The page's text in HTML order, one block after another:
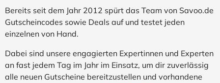
Bereits seit dem Jahr 2012 spürt das Team von Savoo.de
Gutscheincodes sowie Deals auf und testet jeden
einzelnen von Hand.
Dabei sind unsere engagierten Expertinnen und Experten
an fast jedem Tag im Jahr im Einsatz, um dir zuverlässig
alle neuen Gutscheine bereitzustellen und vorhandene